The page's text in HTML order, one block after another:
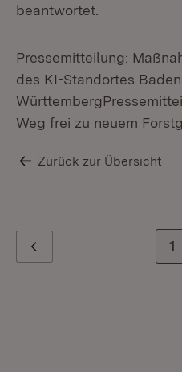
beantwortet.
Pressemitteilung:
des KI-Standortes
Weg frei zu neuem
Zurück zur Übersicht
1